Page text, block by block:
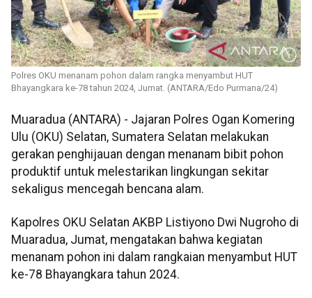
Polres OKU menanam pohon dalam rangka menyambut HUT
Bhayangkara ke-78 tahun 2024, Jumat. (ANTARA/Edo Purmana/24)
Muaradua (ANTARA) - Jajaran Polres Ogan Komering
Ulu (OKU) Selatan, Sumatera Selatan melakukan
gerakan penghijauan dengan menanam bibit pohon
produktif untuk melestarikan lingkungan sekitar
sekaligus mencegah bencana alam.
Kapolres OKU Selatan AKBP Listiyono Dwi Nugroho di
Muaradua, Jumat, mengatakan bahwa kegiatan
menanam pohon ini dalam rangkaian menyambut HUT
ke-78 Bhayangkara tahun 2024.